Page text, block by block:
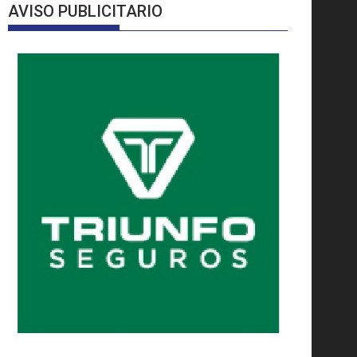
AVISO PUBLICITARIO